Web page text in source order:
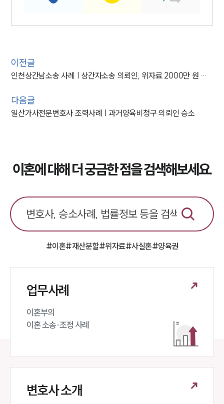
이전글
인천상간남소송 사례 | 상간자소송 의뢰인, 위자료 2000만 원 인용
다음글
일산가사전문변호사 조력사례 | 과거양육비청구 의뢰인 승소
이혼에 대해 더 궁금한 점을 검색해보세요.
#이혼#재산분할#위자료#사실혼#양육권
업무사례
이혼부의
이혼 소송·조정 사례
변호사 소개